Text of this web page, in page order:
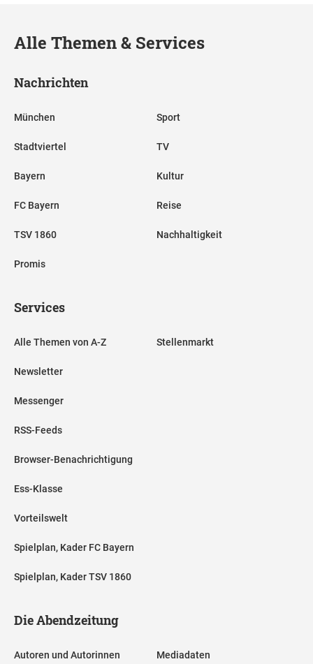
Alle Themen & Services
Nachrichten
München
Stadtviertel
Bayern
FC Bayern
TSV 1860
Promis
Sport
TV
Kultur
Reise
Nachhaltigkeit
Services
Alle Themen von A-Z
Newsletter
Messenger
RSS-Feeds
Browser-Benachrichtigung
Ess-Klasse
Vorteilswelt
Spielplan, Kader FC Bayern
Spielplan, Kader TSV 1860
Stellenmarkt
Die Abendzeitung
Autoren und Autorinnen Mediadaten